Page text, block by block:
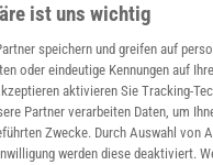
ist uns wichtig
speichern und greifen auf
oder eindeutige Kennungen auf
aktivieren Sie Tracking-
Partner verarbeiten Daten, um
Zwecke. Durch Auswahl von
werden diese deaktiviert.